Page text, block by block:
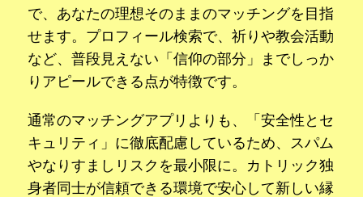
で、あなたの理想そのままのマッチングを目指
せます。プロフィール検索で、祈りや教会活動
など、普段見えない「信仰の部分」までしっか
りアピールできる点が特徴です。
通常のマッチングアプリよりも、「安全性とセ
キュリティ」に徹底配慮しているため、スパム
やなりすましリスクを最小限に。カトリック独
身者同士が信頼できる環境で安心して新しい縁